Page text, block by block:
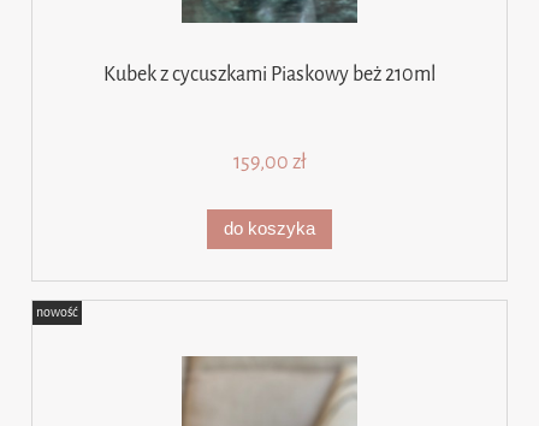
Kubek z cycuszkami Piaskowy beż 210ml
159,00 zł
do koszyka
nowość